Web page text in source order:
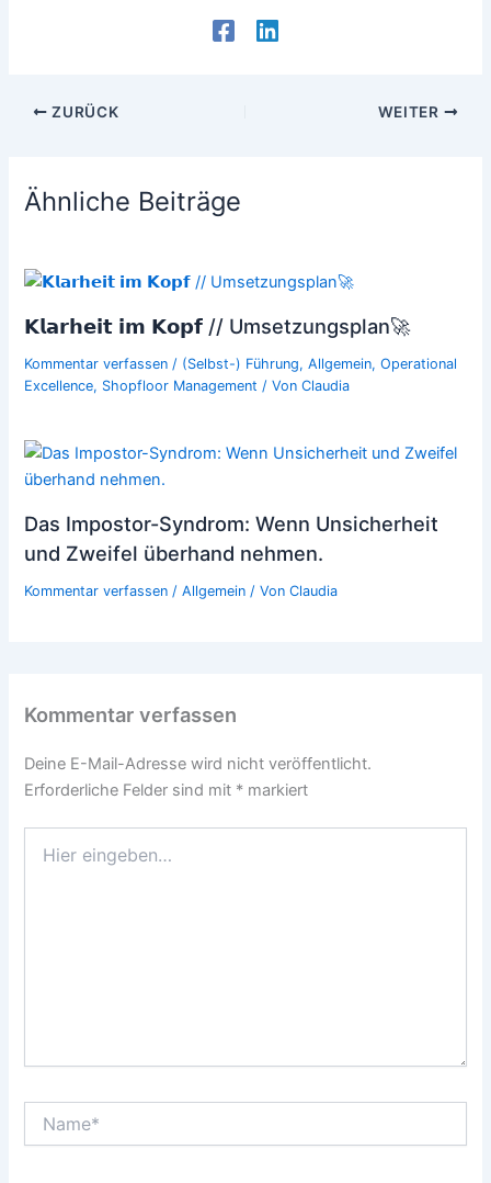
ZURÜCK WEITER
Ähnliche Beiträge
𝗞𝗹𝗮𝗿𝗵𝗲𝗶𝘁 𝗶𝗺 𝗞𝗼𝗽𝗳 // Umsetzungsplan🚀
Kommentar verfassen / (Selbst-) Führung,Allgemein,Operational
Excellence, Shopfloor Management / VonClaudia
Das Impostor-Syndrom: Wenn Unsicherheit
und Zweifel überhand nehmen.
Kommentar verfassen /Allgemein / VonClaudia
Kommentar verfassen
Deine E-Mail-Adresse wird nicht veröffentlicht.
Erforderliche Felder sind mit * markiert
eingeben…